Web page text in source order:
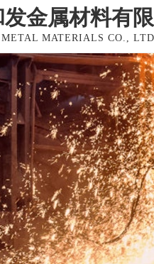
金属材料有
MATERIALS CO.,